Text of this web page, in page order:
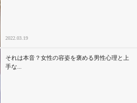
2022.03.19
それは本音？女性の容姿を褒める男性心理と上
手な...